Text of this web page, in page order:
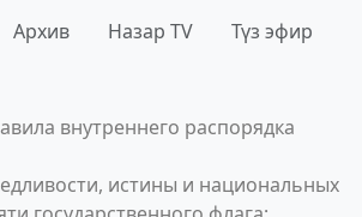
Архив Назар TV Түз эфир
внутреннего распорядка
истины и национальных